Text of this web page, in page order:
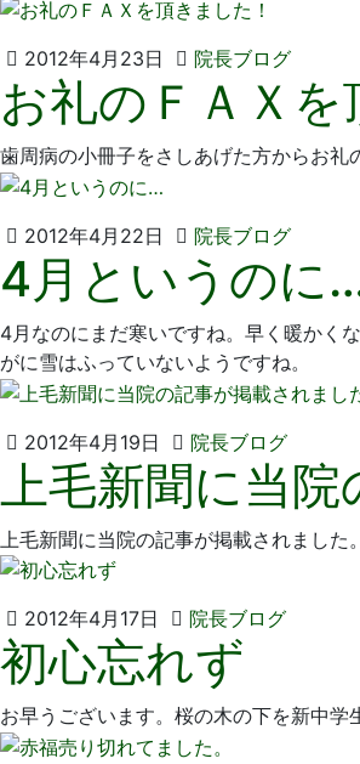
2012年4月23日 院長ブログ2012
年
4
月
い
そ
歯
科
お礼のＦＡＸを
歯周病の小冊子をさしあげた方からお礼
2012年4月22日 院長ブログ2012
年
4
月
22
日
い
そ
歯
科
院
4月というのに
4月なのにまだ寒いですね。早く暖かく
がに雪はふっていないようですね。
2012年4月19日 院長ブログ2012
年
月
19
い
そ
歯
科
医
上毛新聞に当
上毛新聞に当院の記事が掲載されました。
2012年4月17日 院長ブログ2012
月
17
い
科
医
初心忘れず
お早うございます。桜の木の下を新中学